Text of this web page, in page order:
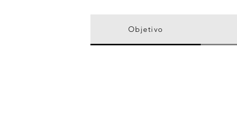
Objetivo